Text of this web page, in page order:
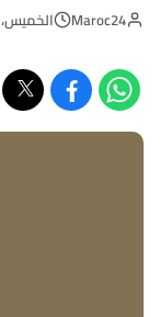
Maroc24 الخميس، 13 يناير 2022 - 22:38